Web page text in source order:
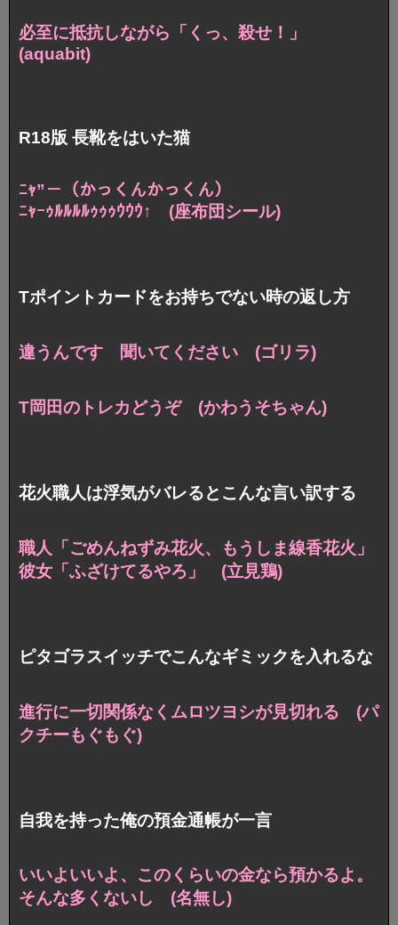
必至に抵抗しながら「くっ、殺せ！」
(aquabit)
R18版 長靴をはいた猫
ﾆｬ”－（かっくんかっくん）
ﾆｬｰｩﾙﾙﾙﾙｩｩｩｳｳｳ↑ (座布団シール)
Tポイントカードをお持ちでない時の返し方
違うんです 聞いてください (ゴリラ)
T岡田のトレカどうぞ (かわうそちゃん)
花火職人は浮気がバレるとこんな言い訳する
職人「ごめんねずみ花火、もうしま線香花火」
彼女「ふざけてるやろ」 (立見鶏)
ピタゴラスイッチでこんなギミックを入れるな
進行に一切関係なくムロツヨシが見切れる (パ
クチーもぐもぐ)
自我を持った俺の預金通帳が一言
いいよいいよ、このくらいの金なら預かるよ。
そんな多くないし (名無し)